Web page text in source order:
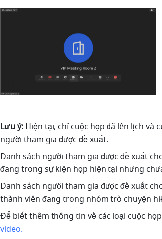
Lưu ý: Hiện tại, chỉ cuộc họp đã lên lịch và
người tham gia được đề xuất.
Danh sách người tham gia được đề xuất
đang trong sự kiện họp hiện tại nhưng
Danh sách người tham gia được đề xuất
thành viên đang trong nhóm trò chuyện
Để biết thêm thông tin về các loại cuộc
video.